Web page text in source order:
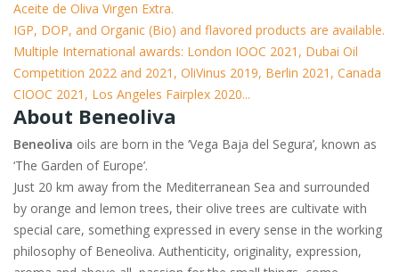
Aceite de Oliva Virgen Extra.
IGP, DOP, and Organic (Bio) and flavored products are available.
Multiple International awards: London IOOC 2021, Dubai Oil
Competition 2022 and 2021, OliVinus 2019, Berlin 2021, Canada
CIOOC 2021, Los Angeles Fairplex 2020...
About Beneoliva
Beneoliva oils are born in the ‘Vega Baja del Segura’, known as
‘The Garden of Europe’.
Just 20 km away from the Mediterranean Sea and surrounded
by orange and lemon trees, their olive trees are cultivate with
special care, something expressed in every sense in the working
philosophy of Beneoliva. Authenticity, originality, expression,